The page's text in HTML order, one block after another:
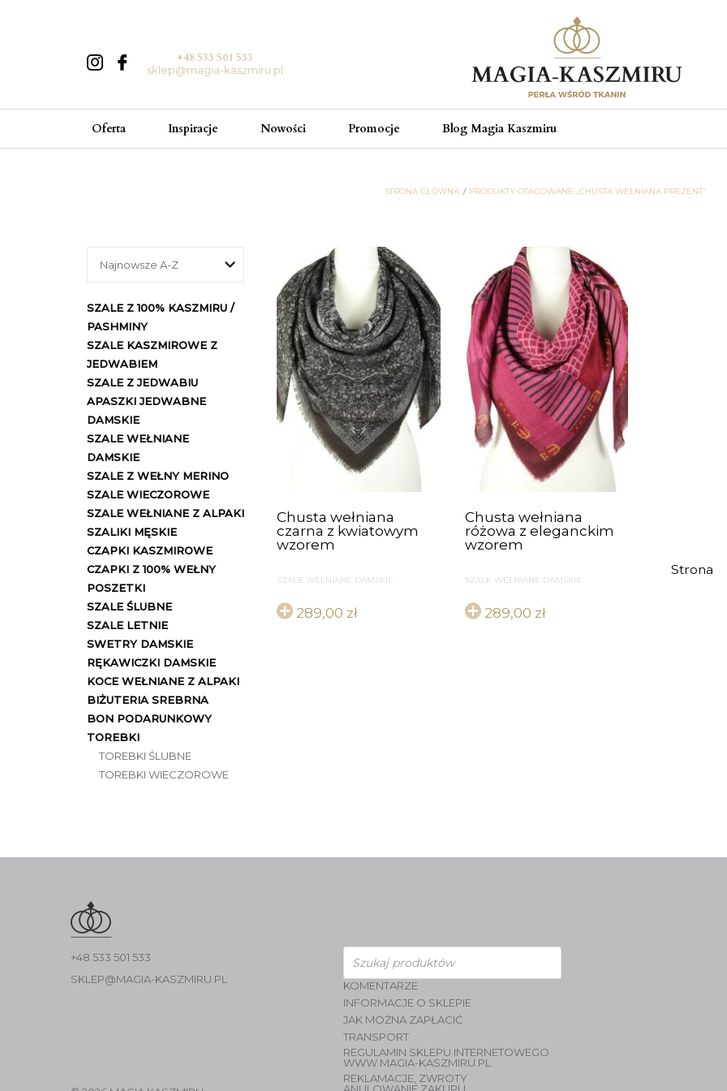
+48 533 501 533
sklep@magia-kaszmiru.pl
Oferta Inspiracje Nowości Promocje Blog Magia Kaszmiru
chusta wełniana prezent
STRONA GŁÓWNA PRODUKTY OTAGOWANE „CHUSTA WEŁNIANA PREZENT”
SZALE Z 100% KASZMIRU /
PASHMINY
SZALE KASZMIROWE Z
JEDWABIEM
SZALE Z JEDWABIU
APASZKI JEDWABNE
DAMSKIE
SZALE WEŁNIANE
DAMSKIE
SZALE Z WEŁNY MERINO
SZALE WIECZOROWE
SZALE WEŁNIANE Z ALPAKI
SZALIKI MĘSKIE
CZAPKI KASZMIROWE
CZAPKI Z 100% WEŁNY
POSZETKI
SZALE ŚLUBNE
SZALE LETNIE
SWETRY DAMSKIE
RĘKAWICZKI DAMSKIE
KOCE WEŁNIANE Z ALPAKI
BIŻUTERIA SREBRNA
BON PODARUNKOWY
TOREBKI
TOREBKI ŚLUBNE
TOREBKI WIECZOROWE
Chusta wełniana
czarna z kwiatowym
wzorem
SZALE WEŁNIANE DAMSKIE
289,00 zł
Chusta wełniana
różowa z eleganckim
wzorem
SZALE WEŁNIANE DAMSKIE
289,00 zł
Strona
+48 533 501 533
SKLEP@MAGIA-KASZMIRU.PL
Wyszukiwarka
produktów
KOMENTARZE
INFORMACJE O SKLEPIE
JAK MOŻNA ZAPŁACIĆ
TRANSPORT
REGULAMIN SKLEPU INTERNETOWEGO
WWW.MAGIA-KASZMIRU.PL
REKLAMACJE, ZWROTY